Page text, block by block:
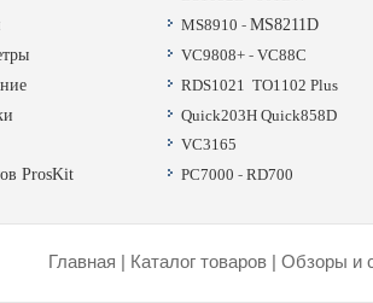
ProsKit
MS8910 - MS8211D
VC9808+ - VC88C
RDS1021 TO1102 Plus
Quick203H Quick858D
VC3165
PC7000 - RD700
Главная Каталог товаров Обзоры и